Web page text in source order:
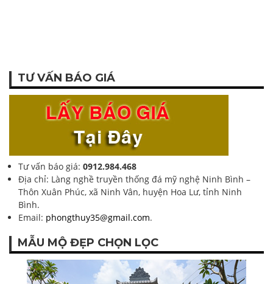
TƯ VẤN BÁO GIÁ
Tư vấn báo giá: 0912.984.468
Địa chỉ: Làng nghề truyền thống đá mỹ nghệ Ninh Bình –
Thôn Xuân Phúc, xã Ninh Vân, huyện Hoa Lư, tỉnh Ninh
Bình.
Email: phongthuy35@gmail.com.
MẪU MỘ ĐẸP CHỌN LỌC